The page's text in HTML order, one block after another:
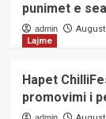
punimet e
admin
August
Lajme
Hapet
promovimi i